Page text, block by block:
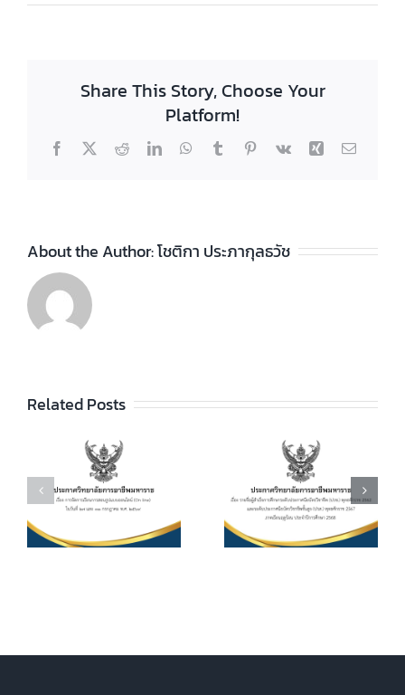
Share This Story, Choose Your
Platform!
Facebook
X RedditLinkedInWhatsApp
TumblrPinterest
Vk Xing Email
About the Author:โชติกา ประภากุลธวัช
Related Postsศึกษาระดับ
ประกาศนียบัตร
วิชาชีพ (ปวช.)
พุทธศักราช
2562 และระดับ
ประกาศนียบัตร
ฤดูร้อน ประจำปี
ประกาศวิทยา
กำหนดการ และ
อัตราการจัดเก็บ
ค่าบำรุงการ
ศึกษา ค่า
หน่วยกิตรายวิชา